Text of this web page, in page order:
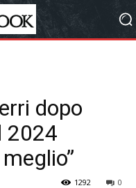
dopo
2024
0
1292